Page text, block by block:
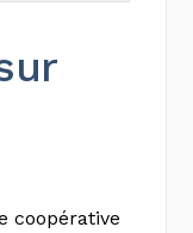
coopérative